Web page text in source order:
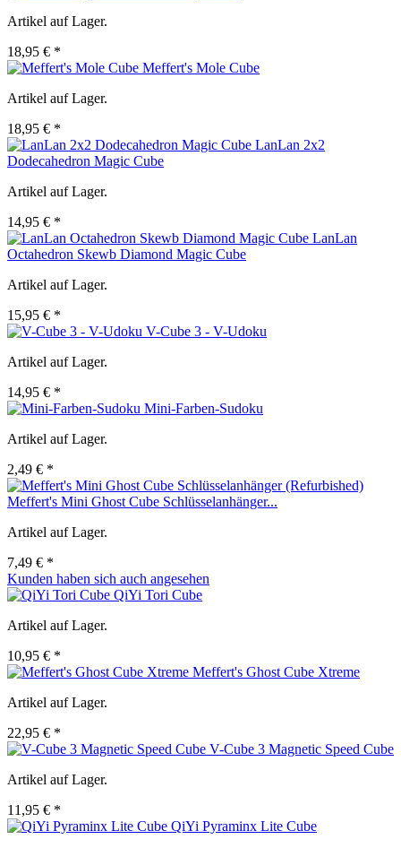
Artikel auf Lager.
18,95 € *
Meffert's Mole Cube
Artikel auf Lager.
18,95 € *
LanLan 2x2
Dodecahedron Magic Cube
Artikel auf Lager.
14,95 € *
LanLan
Octahedron Skewb Diamond Magic Cube
Artikel auf Lager.
15,95 € *
V-Cube 3 - V-Udoku
Artikel auf Lager.
14,95 € *
Mini-Farben-Sudoku
Artikel auf Lager.
2,49 € *
Meffert's Mini Ghost Cube Schlüsselanhänger...
Artikel auf Lager.
7,49 € *
Kunden haben sich auch angesehen
QiYi Tori Cube
Artikel auf Lager.
10,95 € *
Meffert's Ghost Cube Xtreme
Artikel auf Lager.
22,95 € *
V-Cube 3 Magnetic Speed Cube
Artikel auf Lager.
11,95 € *
QiYi Pyraminx Lite Cube